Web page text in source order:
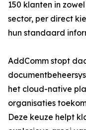
150 klanten in
sector, per direct
hun standaard
AddComm stopt
het cloud-native
organisaties
Deze keuze helpt